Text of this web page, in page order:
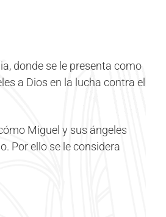
donde se le presenta como
a Dios en la lucha contra el
Miguel y sus ángeles
Por ello se le considera